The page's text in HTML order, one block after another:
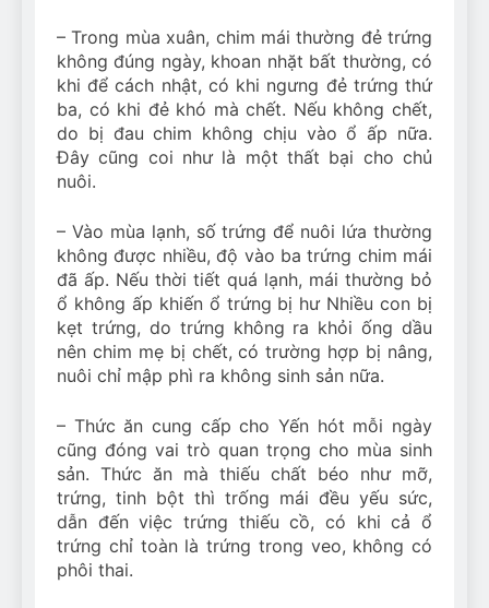
– Trong mùa xuân, chim mái thường đẻ trứng
không đúng ngày, khoan nhặt bất thường, có
khi để cách nhật, có khi ngưng đẻ trứng thứ
ba, có khi đẻ khó mà chết. Nếu không chết,
do bị đau chim không chịu vào ổ ấp nữa.
Đây cũng coi như là một thất bại cho chủ
nuôi.
– Vào mùa lạnh, số trứng để nuôi lứa thường
không được nhiều, độ vào ba trứng chim mái
đã ấp. Nếu thời tiết quá lạnh, mái thường bỏ
ổ không ấp khiến ổ trứng bị hư Nhiều con bị
kẹt trứng, do trứng không ra khỏi ống dầu
nên chim mẹ bị chết, có trường hợp bị nâng,
nuôi chỉ mập phì ra không sinh sản nữa.
– Thức ăn cung cấp cho Yến hót mỗi ngày
cũng đóng vai trò quan trọng cho mùa sinh
sản. Thức ăn mà thiếu chất béo như mỡ,
trứng, tinh bột thì trống mái đều yếu sức,
dẫn đến việc trứng thiếu cồ, có khi cả ổ
trứng chỉ toàn là trứng trong veo, không có
phôi thai.